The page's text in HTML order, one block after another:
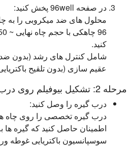
در صفحه 96well پخش کنید:
محلول های ضد میکروبی را به
کنید.
شامل کنترل های رشد (بدون
عقیم سازی (بدون تلقیح
مرحله 2: تشکیل بیوفیلم روی درب گیره
درب گیره را وصل کنید:
درب گیره تخصصی را روی چاه
اطمینان حاصل کنید که گیره ها
سوسپانسیون باکتریایی غوطه